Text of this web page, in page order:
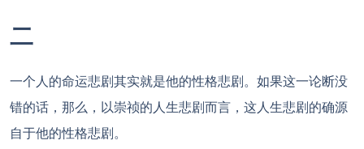
二
一个人的命运悲剧其实就是他的性格悲剧。如果这一论断没
错的话，那么，以崇祯的人生悲剧而言，这人生悲剧的确源
自于他的性格悲剧。